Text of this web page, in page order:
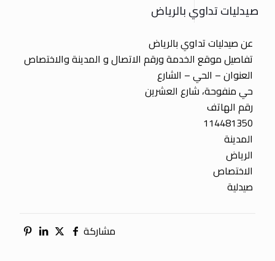
صيدليات تداوي بالرياض
عن صيدليات تداوي بالرياض
تفاصيل موقع الخدمة ورقم الاتصال و المدينة والاختصاص
العنوان – الحي – الشارع
حي منفوحة، شارع العشرين
رقم الهاتف
114481350
المدينة
الرياض
الاختصاص
صيدلية
مشاركة